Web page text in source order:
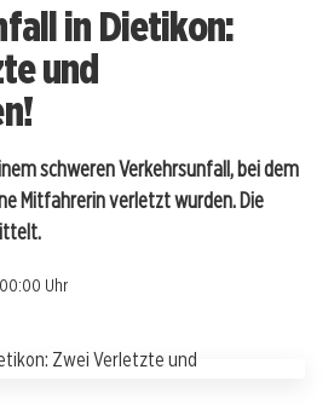
in Dietikon:
und
schweren Verkehrsunfall, bei dem
Mitfahrerin verletzt wurden. Die
Uhr